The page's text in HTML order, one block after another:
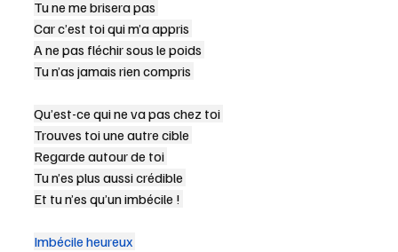
Tu ne me brisera pas
Car c’est toi qui m’a appris
A ne pas fléchir sous le poids
Tu n’as jamais rien compris
Qu’est-ce qui ne va pas chez toi
Trouves toi une autre cible
Regarde autour de toi
Tu n’es plus aussi crédible
Et tu n’es qu’un imbécile !
Imbécile heureux